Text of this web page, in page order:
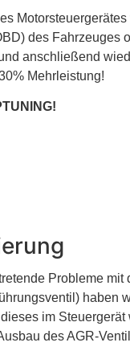
des Fahrzeuges
anschließend
Mehrleistung!
Probleme mit
haben
im Steuergerät
des AGR-